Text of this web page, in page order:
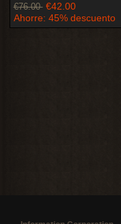
€76.00 €42.00
Ahorre: 45% descuento